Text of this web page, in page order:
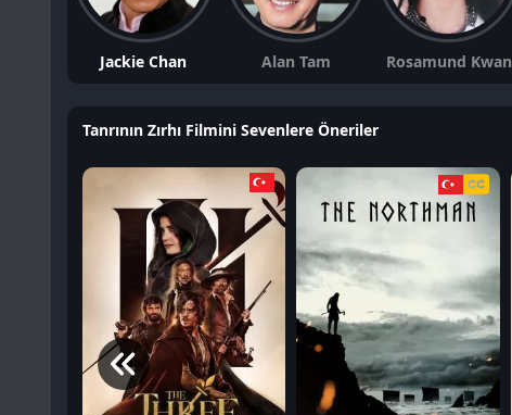
Jackie Chan Alan Tam Rosamund Kwan
Tanrının Zırhı Filmini Sevenlere Öneriler